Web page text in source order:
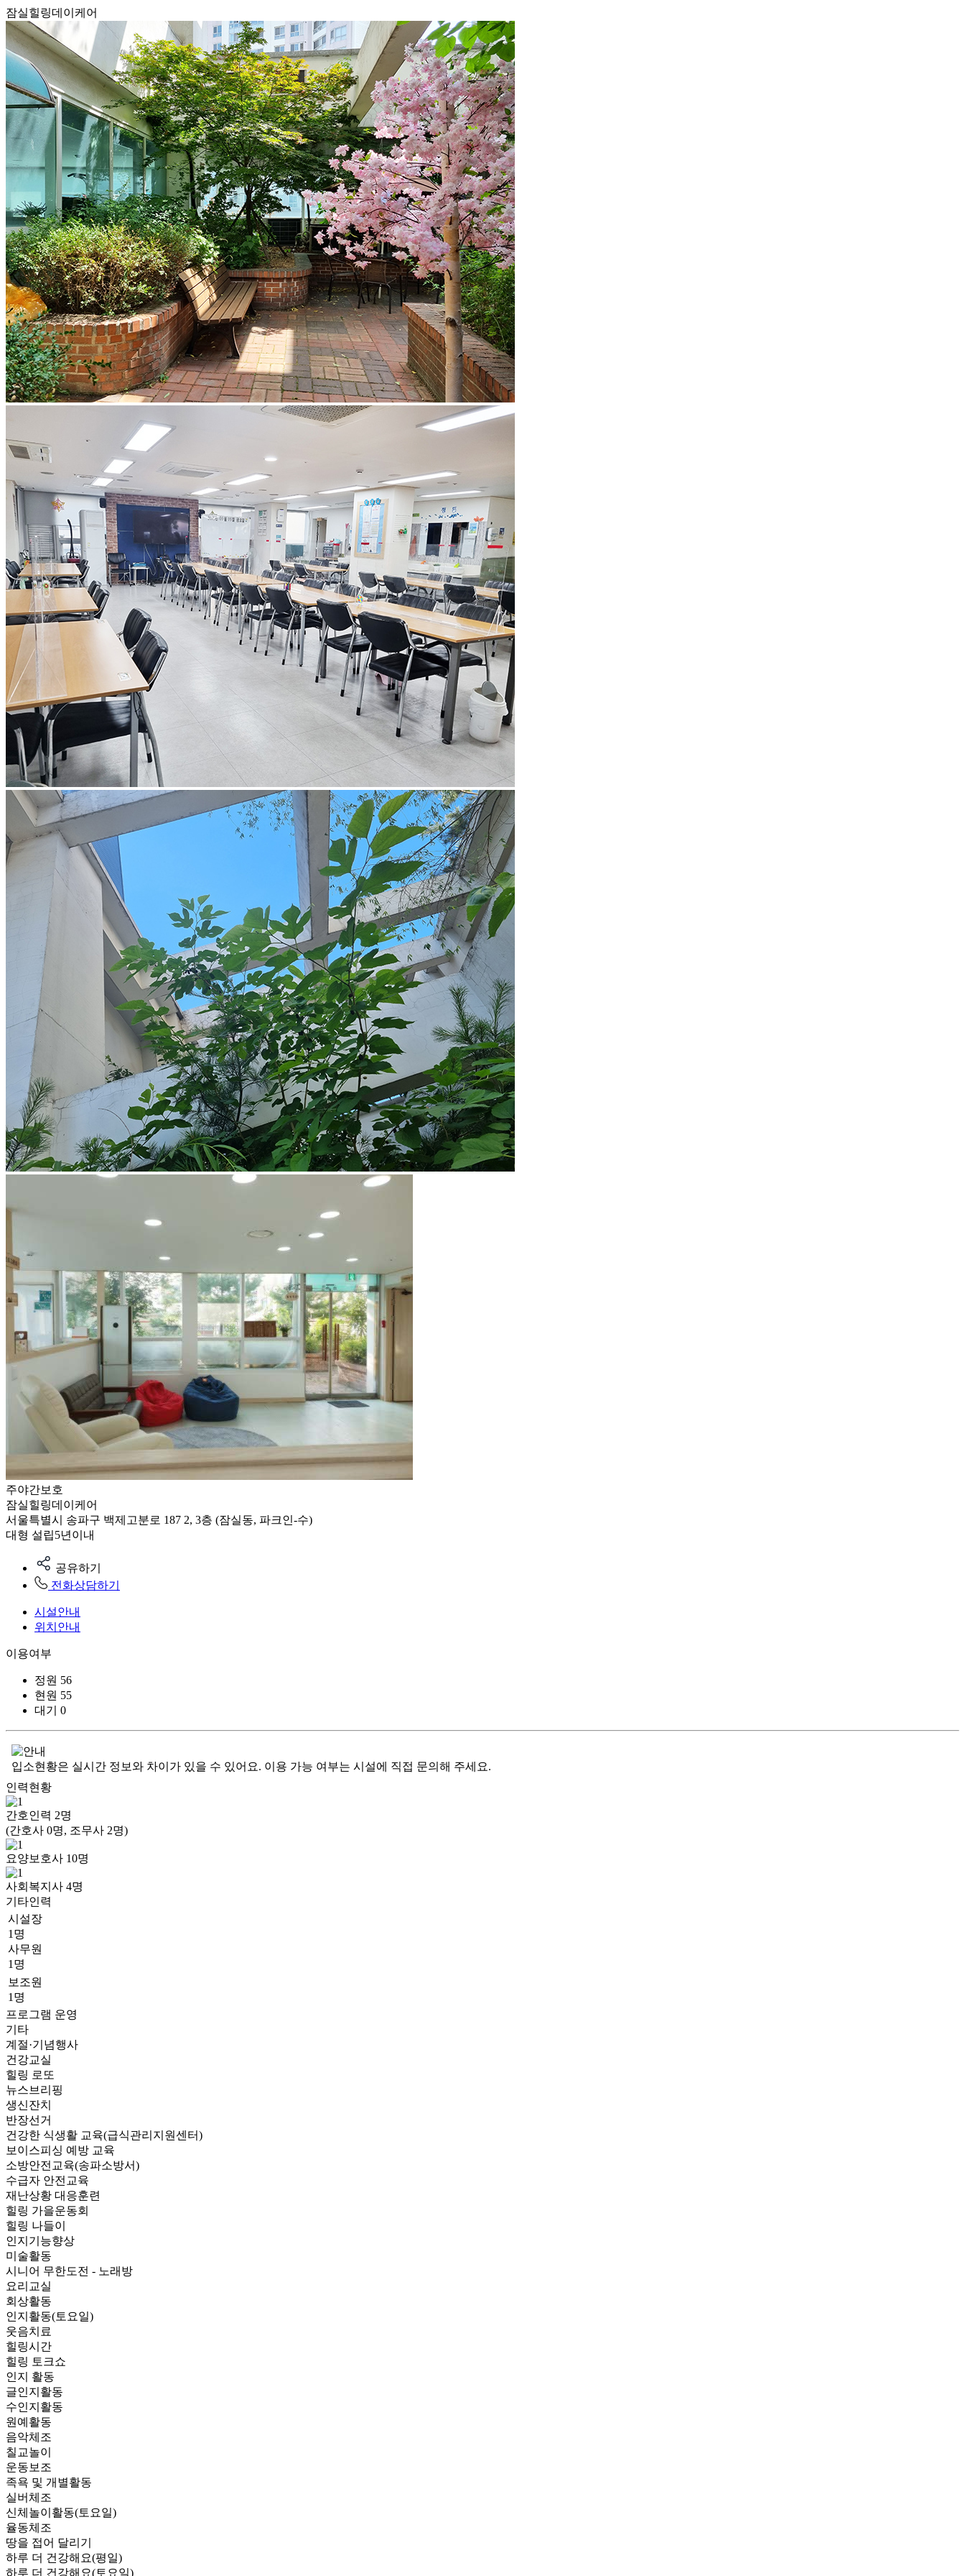
잠실힐링데이케어
주야간보호
잠실힐링데이케어
서울특별시 송파구 백제고분로 187 2, 3층 (잠실동, 파크인-수)
대형 설립5년이내
공유하기
전화상담하기
시설안내
위치안내
이용여부
정원 56
현원 55
대기
0
입소현황은 실시간 정보와 차이가 있을 수 있어요. 이용 가능 여부는 시설에 직접 문의해 주세요.
인력현황
간호인력 2명
(간호사 0명, 조무사 2명)
요양보호사 10명
사회복지사 4명
기타인력
시설장
1명
사무원
1명
보조원
1명
프로그램 운영
기타
계절·기념행사
건강교실
힐링 로또
뉴스브리핑
생신잔치
반장선거
건강한 식생활 교육(급식관리지원센터)
보이스피싱 예방 교육
소방안전교육(송파소방서)
수급자 안전교육
재난상황 대응훈련
힐링 가을운동회
힐링 나들이
인지기능향상
미술활동
시니어 무한도전 - 노래방
요리교실
회상활동
인지활동(토요일)
웃음치료
힐링시간
힐링 토크쇼
인지 활동
글인지활동
수인지활동
원예활동
음악체조
칠교놀이
운동보조
족욕 및 개별활동
실버체조
신체놀이활동(토요일)
율동체조
땅을 접어 달리기
하루 더 건강해요(평일)
하루 더 건강해요(토요일)